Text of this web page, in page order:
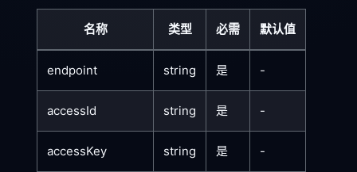
名称 类型 必需 默认值
endpoint string 是 -
accessId string 是 -
accessKey string 是 -